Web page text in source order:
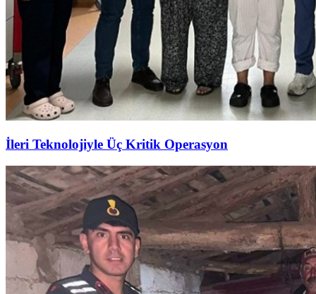
İleri Teknolojiyle Üç Kritik Operasyon